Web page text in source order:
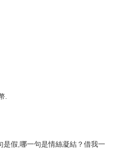
.
假,哪一句是情絲凝結？借我一